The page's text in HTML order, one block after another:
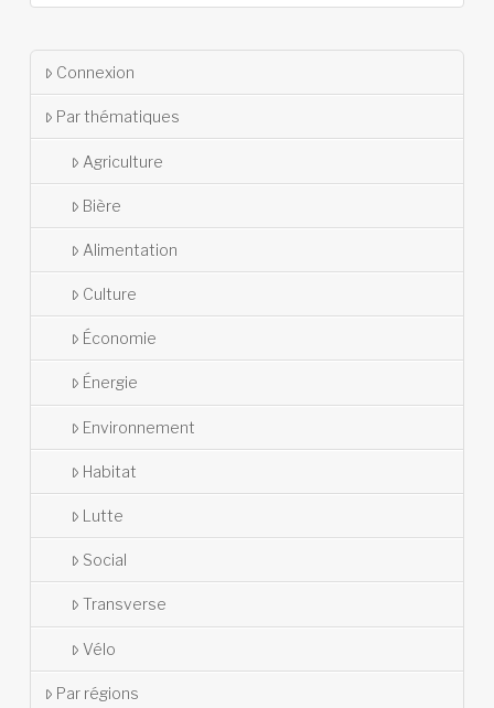
Connexion
Par thématiques
Agriculture
Bière
Alimentation
Culture
Économie
Énergie
Environnement
Habitat
Lutte
Social
Transverse
Vélo
Par régions